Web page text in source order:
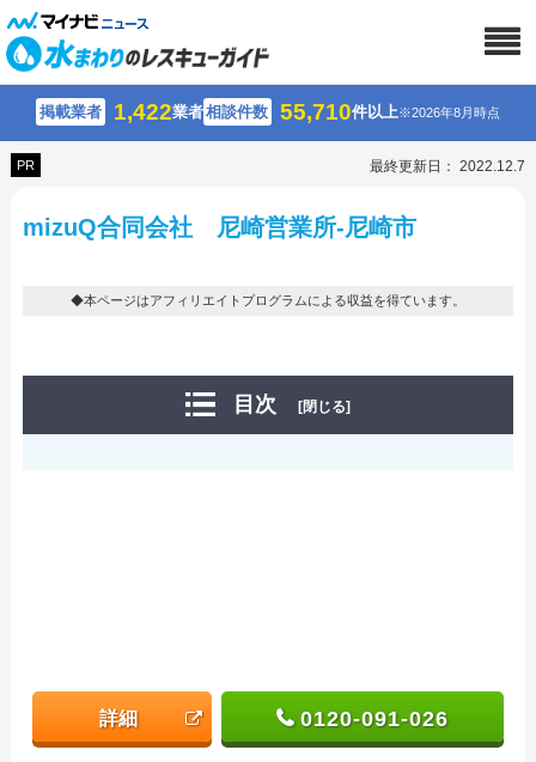
掲載業者 1,422業者相談件数 55,710件以上※2026年8月時点
PR 最終更新日： 2022.12.7
mizuQ合同会社 尼崎営業所-尼崎市
◆本ページはアフィリエイトプログラムによる収益を得ています。
目次 [閉じる]
詳細 0120-091-026